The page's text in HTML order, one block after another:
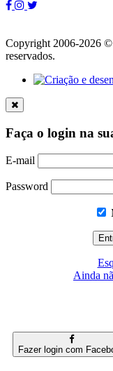
Copyright 2006-2026 ©
reservados.
Faça o login na
E-mail
Password
Ainda
Fazer login com